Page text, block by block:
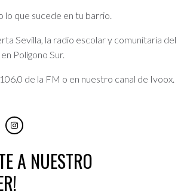
que sucede en tu barrio.
Sevilla, la radio escolar y comunitaria del
Polígono Sur.
de la FM o en nuestro canal de Ivoox.
A NUESTRO